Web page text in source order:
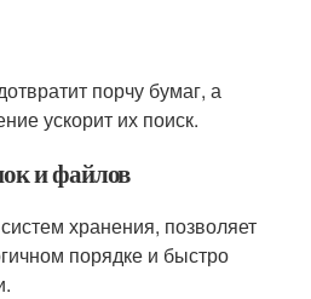
порчу бумаг, а
ускорит их поиск.
и файлов
хранения, позволяет
порядке и быстро